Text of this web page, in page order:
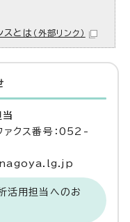
スとは （外部リンク）
クス番号：052-
活用担当へのお